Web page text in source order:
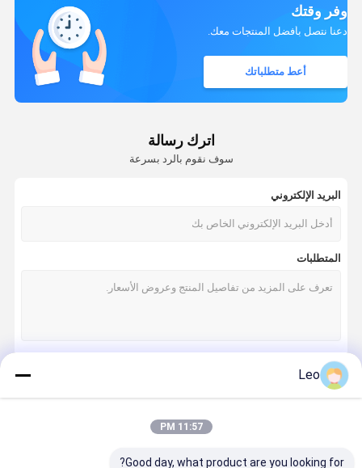
وفر وقتك
دعنا نتصل بأفضل المنتجات معك.
أعط متطلباتك
اترك رسالة
سوف نقوم بالرد بسرعة
البريد الإلكتروني
المتطلبات
Leo
11:57 PM
Good day, what product are you looking for?